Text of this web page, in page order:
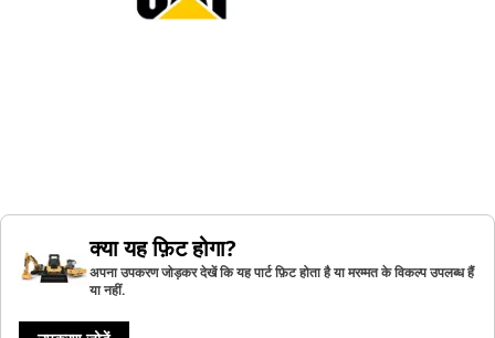
क्या यह फ़िट होगा?
अपना उपकरण जोड़कर देखें कि यह पार्ट फ़िट होता है या मरम्मत के विकल्प उपलब्ध हैं
या नहीं.